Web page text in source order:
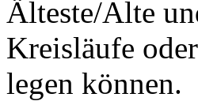
Älteste/Alte
Kreisläufe
legen können.